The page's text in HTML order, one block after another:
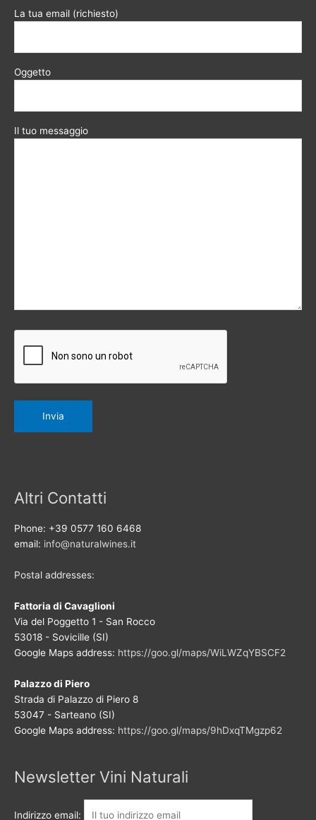
La tua email (richiesto)
Oggetto
Il tuo messaggio
Altri Contatti
Phone: +39 0577 160 6468
email: info@naturalwines.it
Postal addresses:
Fattoria di Cavaglioni
Via del Poggetto 1 - San Rocco
53018 - Sovicille (SI)
Google Maps address: https://goo.gl/maps/WiLWZqYBSCF2
Palazzo di Piero
Strada di Palazzo di Piero 8
53047 - Sarteano (SI)
Google Maps address: https://goo.gl/maps/9hDxqTMgzp62
Newsletter Vini Naturali
Indirizzo email: